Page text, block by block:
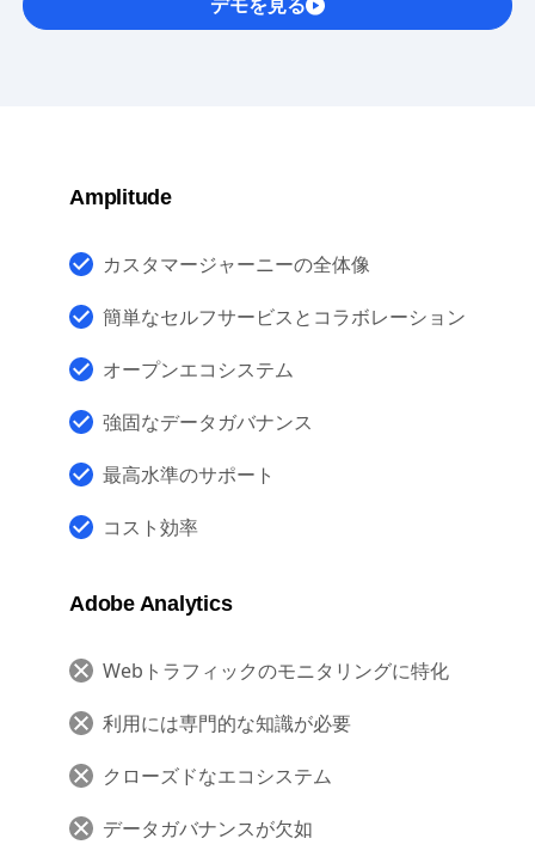
Amplitude
カスタマージャーニーの全体像
簡単なセルフサービスとコラボレーション
オープンエコシステム
強固なデータガバナンス
最高水準のサポート
Adobe Analytics
Webトラフィックのモニタリングに特化
利用には専門的な知識が必要
クローズドなエコシステム